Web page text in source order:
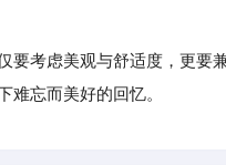
要考虑美观与舒适度，更要
难忘而美好的回忆。